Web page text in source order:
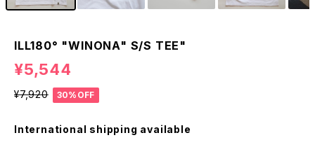
ILL180° "WINONA" S/S TEE"
¥5,544
¥7,920 30%OFF
International shipping available